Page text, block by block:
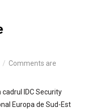
Comments are
IDC Security
Europa de Sud-Est